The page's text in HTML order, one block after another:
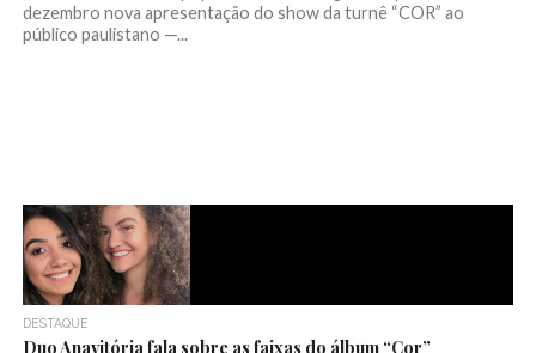
dezembro nova apresentação do show da turnê “COR” ao
público paulistano —...
DESTAQUE
Duo Anavitória fala sobre as faixas do álbum “Cor”